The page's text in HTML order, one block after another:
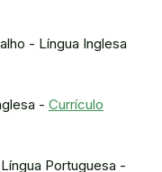
- Língua Inglesa
- Currículo
Portuguesa -